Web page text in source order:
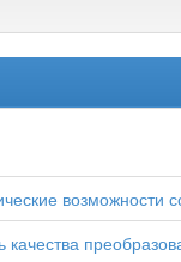
возможности
качества